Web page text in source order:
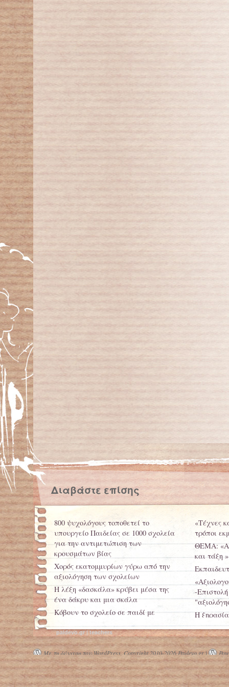
Διαβάστε επίσης
800 ψυχολόγους τοποθετεί το
υπουργείο Παιδείας σε 1000 σχολεία
για την αντιμετώπιση των
κρουσμάτων βίας
Χορός εκατομμυρίων γύρω από την
αξιολόγηση των σχολείων
Η λέξη «δασκάλα» κρύβει μέσα της
ένα δάκρυ και μια σκάλα
Κόβουν το σχολείο σε παιδί με
Αυξάνονται οι ώρες διδασκαλίας
«Τέχνες
τρόποι
ΘΕΜΑ:
και τάξη »
-
Η
paidevo.gr | teachers
Με τη δύναμη του WordPress. Copyright 2010-2026 Paidevo.gr |